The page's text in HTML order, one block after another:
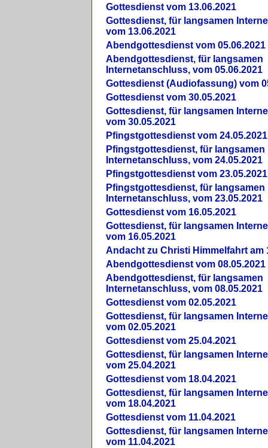
Gottesdienst vom 13.06.2021
Gottesdienst, für langsamen
vom 13.06.2021
Abendgottesdienst vom 05.06.2021
Abendgottesdienst, für langsamen
Internetanschluss, vom 05.06.2021
Gottesdienst (Audiofassung) vom
Gottesdienst vom 30.05.2021
Gottesdienst, für langsamen
vom 30.05.2021
Pfingstgottesdienst vom 24.05.2021
Pfingstgottesdienst, für langsamen
Internetanschluss, vom 24.05.2021
Pfingstgottesdienst vom 23.05.2021
Pfingstgottesdienst, für langsamen
Internetanschluss, vom 23.05.2021
Gottesdienst vom 16.05.2021
Gottesdienst, für langsamen
vom 16.05.2021
Andacht zu Christi Himmelfahrt am
Abendgottesdienst vom 08.05.2021
Abendgottesdienst, für langsamen
Internetanschluss, vom 08.05.2021
Gottesdienst vom 02.05.2021
Gottesdienst, für langsamen
vom 02.05.2021
Gottesdienst vom 25.04.2021
Gottesdienst, für langsamen
vom 25.04.2021
Gottesdienst vom 18.04.2021
Gottesdienst, für langsamen
vom 18.04.2021
Gottesdienst vom 11.04.2021
Gottesdienst, für langsamen
vom 11.04.2021